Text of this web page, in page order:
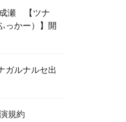
成瀬 【ツナ
っかー）】開
ガルナルセ出
規約